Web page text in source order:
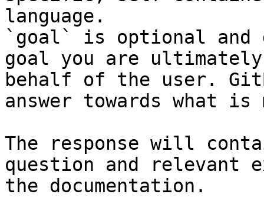
language.
`goal` is optional and
goal you are
behalf of the user.
answer towards what
The response will
question and relevant
the documentation.